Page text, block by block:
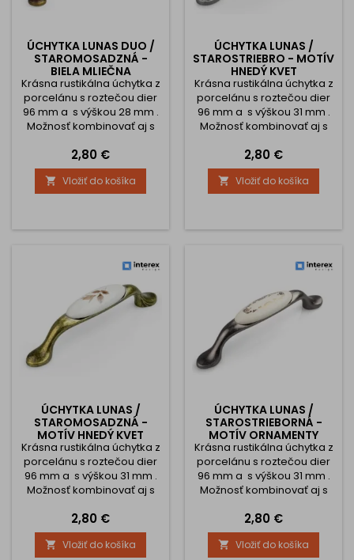
ÚCHYTKA LUNAS DUO /
STAROMOSADZNÁ -
BIELA MLIEČNA
Krásna rustikálna úchytka z
porcelánu s roztečou dier
96 mm a s výškou 28 mm .
Možnosť kombinovať aj s
Cena
2,80 €
 Vložiť do košíka
ÚCHYTKA LUNAS /
STAROSTRIEBRO - MOTÍV
HNEDÝ KVET
Krásna rustikálna úchytka z
porcelánu s roztečou dier
96 mm a s výškou 31 mm .
Možnosť kombinovať aj s
Cena
2,80 €
 Vložiť do košíka
ÚCHYTKA LUNAS /
STAROMOSADZNÁ -
MOTÍV HNEDÝ KVET
Krásna rustikálna úchytka z
porcelánu s roztečou dier
96 mm a s výškou 31 mm .
Možnosť kombinovať aj s
Cena
2,80 €
 Vložiť do košíka
ÚCHYTKA LUNAS /
STAROSTRIEBORNÁ -
MOTÍV ORNAMENTY
Krásna rustikálna úchytka z
porcelánu s roztečou dier
96 mm a s výškou 31 mm .
Možnosť kombinovať aj s
Cena
2,80 €
 Vložiť do košíka